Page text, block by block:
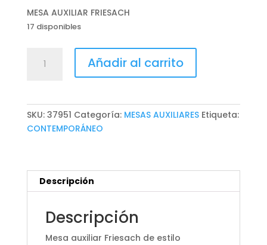
MESA AUXILIAR FRIESACH
17 disponibles
AUXILIAR
Añadir al carrito
SKU: 37951 Categoría: MESAS AUXILIARES Etiqueta:
CONTEMPORÁNEO
Descripción
Descripción
Mesa auxiliar Friesach de estilo